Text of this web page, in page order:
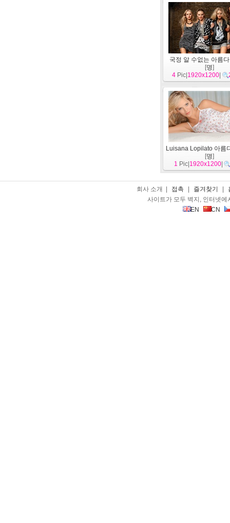
국정 알 수없는 아름
[명]
4 Pic| 1920x1200
Luisana Lopilato 아름
[명]
1 Pic| 1920x1200
회사 소개 | 접촉 즐겨찾기
사이트가 모두 벽지, 인터넷
EN
CN